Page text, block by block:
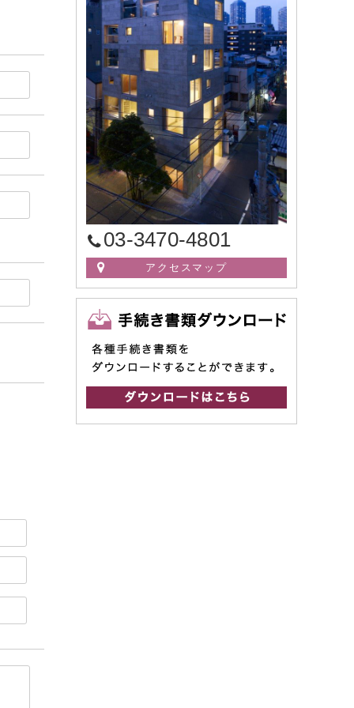
03-3470-4801
アクセスマップ